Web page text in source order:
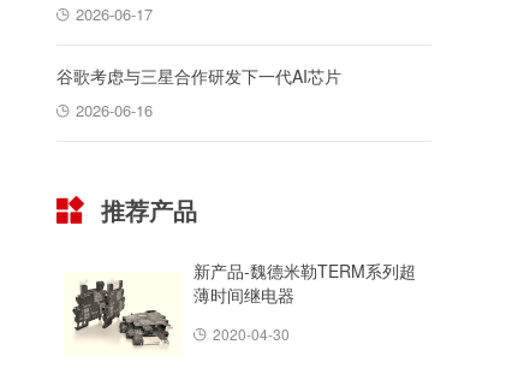
2026-06-17
谷歌考虑与三星合作研发下一代AI芯片
2026-06-16
推荐产品
新产品-魏德米勒TERM系列超
薄时间继电器
2020-04-30